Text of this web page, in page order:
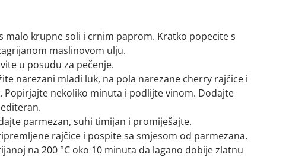
malo krupne soli i crnim paprom. Kratko popecite s
maslinovom ulju.
u posudu za pečenje.
narezani mladi luk, na pola narezane cherry rajčice i
Popirjajte nekoliko minuta i podlijte vinom. Dodajte
parmezan, suhi timijan i promiješajte.
rajčice i pospite sa smjesom od parmezana.
na 200 °C oko 10 minuta da lagano dobije zlatnu